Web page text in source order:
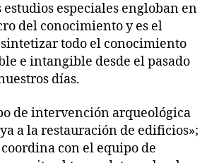
estudios especiales engloban en
del conocimiento y es el
todo el conocimiento
e intangible desde el pasado
días.
de intervención arqueológica
a la restauración de edificios»;
coordina con el equipo de